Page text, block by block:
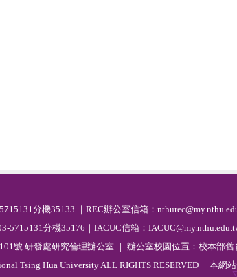
分機35133 ｜REC辦公室信箱：
5715131分機35176｜IACUC信箱：
號 研發處研究倫理辦公室 ｜ 辦公室校園位置：校本部
Tsing Hua University ALL RIGHTS RESERVED｜ 本網站